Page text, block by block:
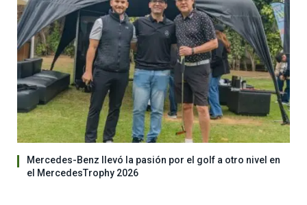
Mercedes-Benz llevó la pasión por el golf a otro nivel en
el MercedesTrophy 2026